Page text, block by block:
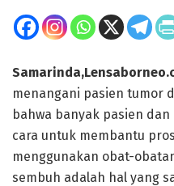
menangani pasien tumor
bahwa banyak pasien
cara untuk membantu
menggunakan obat-
sembuh adalah hal yang